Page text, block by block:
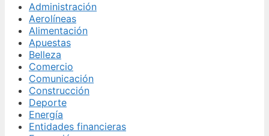
Administración
Aerolíneas
Alimentación
Apuestas
Belleza
Comercio
Comunicación
Construcción
Deporte
Energía
Entidades financieras